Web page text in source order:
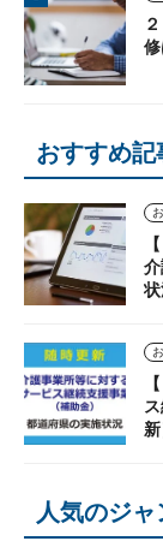
おすすめ記
状
新
人気のジャ